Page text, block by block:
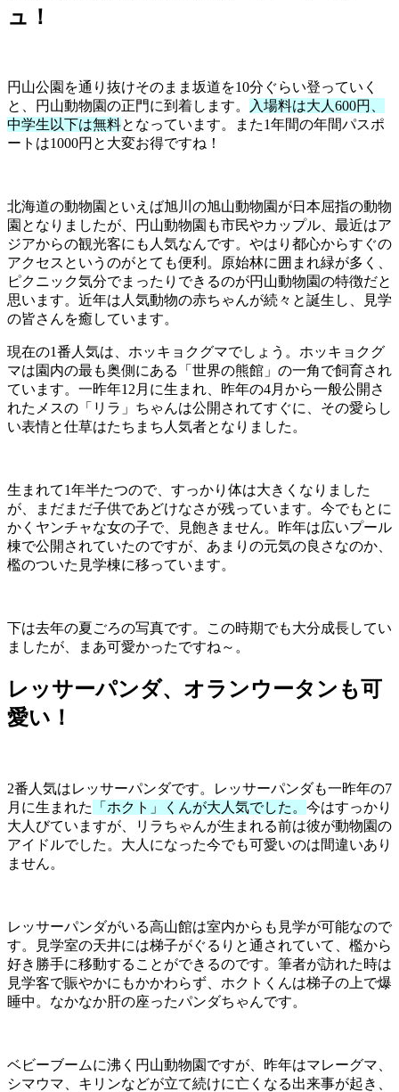
ュ！
円山公園を通り抜けそのまま坂道を10分ぐらい登っていく
と、円山動物園の正門に到着します。
入場料は大人600円、
中学生以下は無料となっています。また1年間の年間パスポ
ートは1000円と大変お得ですね！
北海道の動物園といえば旭川の旭山動物園が日本屈指の動物
園となりましたが、円山動物園も市民やカップル、最近はア
ジアからの観光客にも人気なんです。やはり都心からすぐの
アクセスというのがとても便利。原始林に囲まれ緑が多く、
ピクニック気分でまったりできるのが円山動物園の特徴だと
思います。近年は人気動物の赤ちゃんが続々と誕生し、見学
の皆さんを癒しています。
現在の1番人気は、ホッキョクグマでしょう。ホッキョクグ
マは園内の最も奥側にある「世界の熊館」の一角で飼育され
ています。一昨年12月に生まれ、昨年の4月から一般公開さ
れたメスの「リラ」ちゃんは公開されてすぐに、その愛らし
い表情と仕草はたちまち人気者となりました。
生まれて1年半たつので、すっかり体は大きくなりました
が、まだまだ子供であどけなさが残っています。今でもとに
かくヤンチャな女の子で、見飽きません。昨年は広いプール
棟で公開されていたのですが、あまりの元気の良さなのか、
檻のついた見学棟に移っています。
下は去年の夏ごろの写真です。この時期でも大分成長してい
ましたが、まあ可愛かったですね～。
レッサーパンダ、オランウータンも可
愛い！
2番人気はレッサーパンダです。レッサーパンダも一昨年の7
月に生まれた
「ホクト」くんが大人気でした。 今はすっかり
大人びていますが、リラちゃんが生まれる前は彼が動物園の
アイドルでした。大人になった今でも可愛いのは間違いあり
ません。
レッサーパンダがいる高山館は室内からも見学が可能なので
す。見学室の天井には梯子がぐるりと通されていて、檻から
好き勝手に移動することができるのです。筆者が訪れた時は
見学客で賑やかにもかかわらず、ホクトくんは梯子の上で爆
睡中。なかなか肝の座ったパンダちゃんです。
ベビーブームに沸く円山動物園ですが、昨年はマレーグマ、
シマウマ、キリンなどが立て続けに亡くなる出来事が起き、